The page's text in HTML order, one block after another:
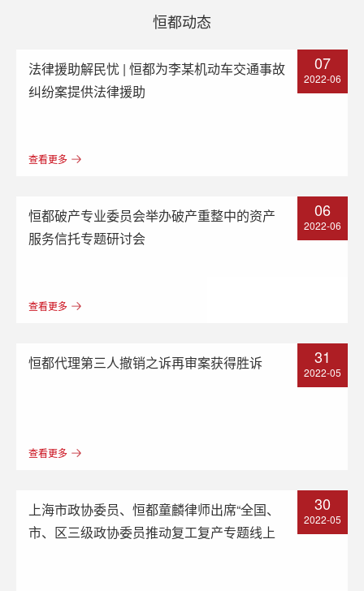
恒都动态
法律援助解民忧 | 恒都为李某机动车交通事故
纠纷案提供法律援助
查看更多
07
2022-06
恒都破产专业委员会举办破产重整中的资产
服务信托专题研讨会
查看更多
06
2022-06
恒都代理第三人撤销之诉再审案获得胜诉
查看更多
31
2022-05
上海市政协委员、恒都童麟律师出席“全国、
市、区三级政协委员推动复工复产专题线上
30
2022-05